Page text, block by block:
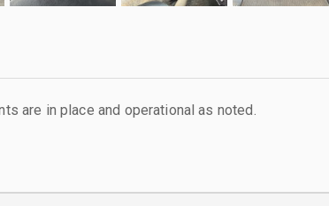
are in place and operational as noted.